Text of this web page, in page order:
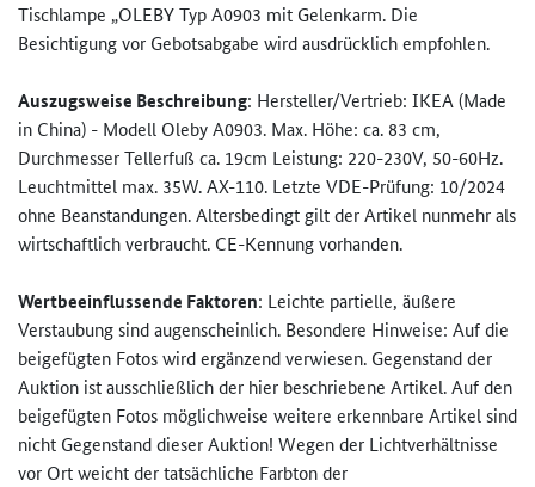
Tischlampe „OLEBY Typ A0903 mit Gelenkarm. Die
Besichtigung vor Gebotsabgabe wird ausdrücklich empfohlen.
Auszugsweise Beschreibung: Hersteller/Vertrieb: IKEA (Made
in China) - Modell Oleby A0903. Max. Höhe: ca. 83 cm,
Durchmesser Tellerfuß ca. 19cm Leistung: 220-230V, 50-60Hz.
Leuchtmittel max. 35W. AX-110. Letzte VDE-Prüfung: 10/2024
ohne Beanstandungen. Altersbedingt gilt der Artikel nunmehr als
wirtschaftlich verbraucht. CE-Kennung vorhanden.
Wertbeeinflussende Faktoren: Leichte partielle, äußere
Verstaubung sind augenscheinlich. Besondere Hinweise: Auf die
beigefügten Fotos wird ergänzend verwiesen. Gegenstand der
Auktion ist ausschließlich der hier beschriebene Artikel. Auf den
beigefügten Fotos möglichweise weitere erkennbare Artikel sind
nicht Gegenstand dieser Auktion! Wegen der Lichtverhältnisse
vor Ort weicht der tatsächliche Farbton der